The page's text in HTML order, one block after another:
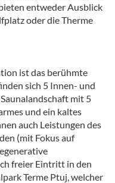
entweder Ausblick
oder die Therme
ist das berühmte
sich 5 Innen- und
mit 5
und ein kaltes
auch Leistungen des
(mit Fokus auf
freier Eintritt in den
Terme Ptuj, welcher